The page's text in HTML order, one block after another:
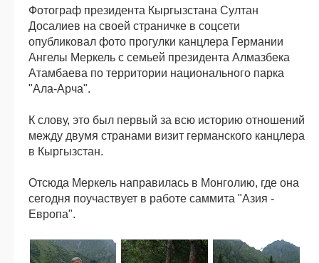
Фотограф президента Кыргызстана Султан
Досалиев на своей страничке в соцсети
опубликовал фото прогулки канцлера Германии
Ангелы Меркель с семьей президента Алмазбека
Атамбаева по территории национального парка
"Ала-Арча".
К слову, это был первый за всю историю отношений
между двумя странами визит германского канцлера
в Кыргызстан.
Отсюда Меркель направилась в Монголию, где она
сегодня поучаствует в работе саммита "Азия -
Европа".